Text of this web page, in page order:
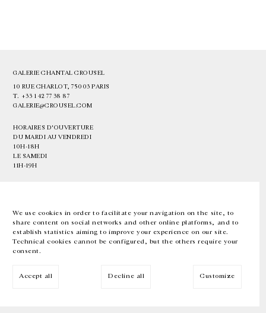
We use cookies in order to facilitate your navigation on the site, to
share content on social networks and other online platforms, and to
establish statistics aiming to improve your experience on our site.
Technical cookies cannot be configured, but the others require your
consent.
Accept all Decline all Customize
GALERIE CHANTAL CROUSEL
10 RUE CHARLOT, 75003 PARIS
T. +33 1 42 77 38 87
GALERIE@CROUSEL.COM
HORAIRES D'OUVERTURE
DU MARDI AU VENDREDI
10H-18H
LE SAMEDI
11H-19H
EN FR 中文 Facebook Instagram
Inscrivez-vous à notre newsletter